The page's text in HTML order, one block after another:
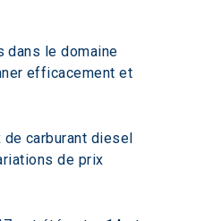
dans le domaine
efficacement et
carburant diesel
de prix